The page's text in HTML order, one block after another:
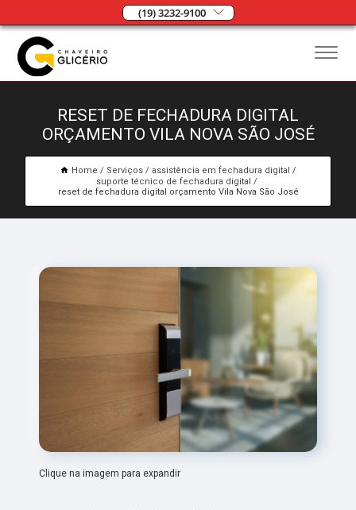
(19) 3232-9100
RESET DE FECHADURA DIGITAL
ORÇAMENTO VILA NOVA SÃO JOSÉ
Home Serviços
assistência em fechadura digital
suporte técnico de fechadura digital
reset de fechadura digital orçamento Vila Nova São José
Clique na imagem para expandir